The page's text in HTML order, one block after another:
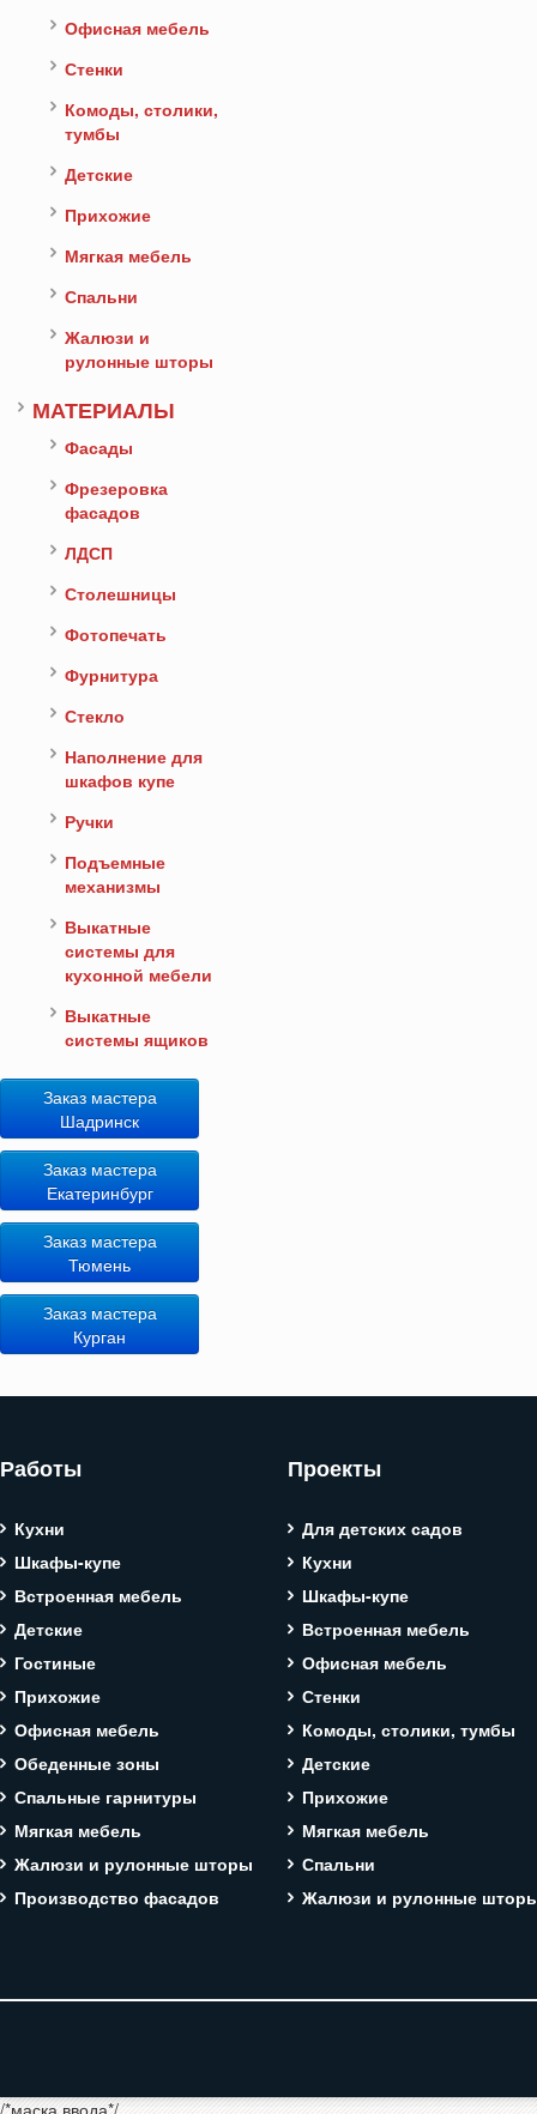
Офисная мебель
Стенки
Комоды, столики,
тумбы
Детские
Прихожие
Мягкая мебель
Спальни
Жалюзи и
рулонные шторы
МАТЕРИАЛЫ
Фасады
Фрезеровка
фасадов
ЛДСП
Столешницы
Фотопечать
Фурнитура
Стекло
Наполнение для
шкафов купе
Ручки
Подъемные
механизмы
Выкатные
системы для
кухонной мебели
Выкатные
системы ящиков
Заказ мастера
Шадринск
Заказ мастера
Екатеринбург
Заказ мастера
Тюмень
Заказ мастера
Курган
Работы
Кухни
Шкафы-купе
Встроенная мебель
Детские
Гостиные
Прихожие
Офисная мебель
Обеденные зоны
Спальные гарнитуры
Мягкая мебель
Жалюзи и рулонные шторы
Производство фасадов
Проекты
Для детских садов
Кухни
Шкафы-купе
Встроенная мебель
Офисная мебель
Стенки
Комоды, столики, тумбы
Детские
Прихожие
Мягкая мебель
Спальни
Жалюзи и рулонные
/*маска ввода*/